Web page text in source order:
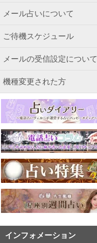
メール占いについて
ご待機スケジュール
メールの受信設定について
機種変更された方
インフォメーション